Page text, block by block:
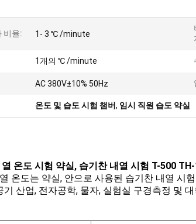
비율: 1- 3 ℃ /minute
1개의 ℃ /minute
AC 380V±10% 50Hz
온도 및 습도 시험 챔버, 임시 직원 습도 약실
온도 시험 약실, 습기찬 내열 시험 T-500
온도는 약실, 안으로 사용된 습기찬 내열 시
기 산업, 전자공학, 물자, 실험실 구경측정 및 대